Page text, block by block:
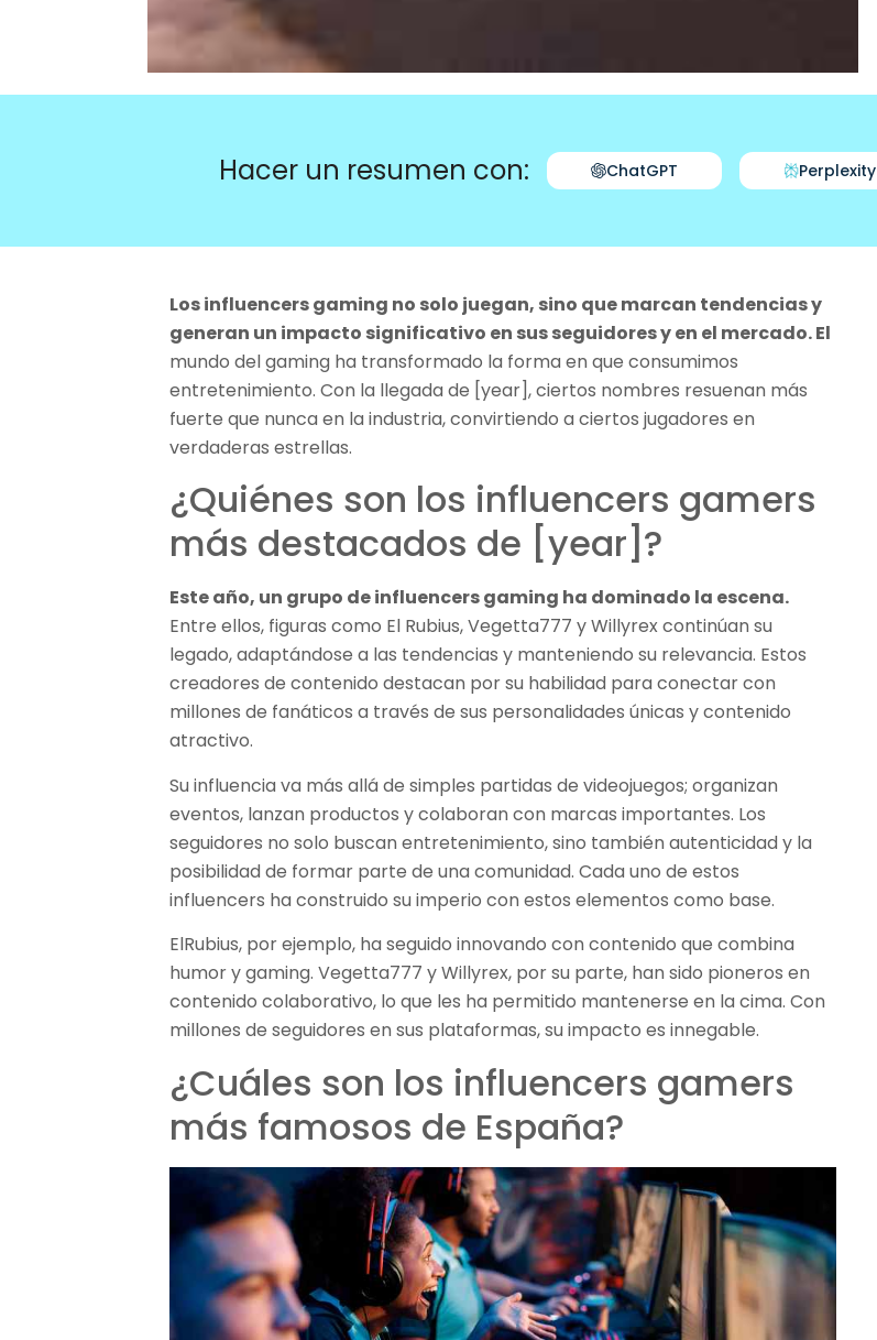
Hacer un resumen con: ChatGPT Perplexity
Los influencers gaming no solo juegan, sino que marcan tendencias y
generan un impacto significativo en sus seguidores y en el mercado. El
mundo del gaming ha transformado la forma en que consumimos
entretenimiento. Con la llegada de [year], ciertos nombres resuenan más
fuerte que nunca en la industria, convirtiendo a ciertos jugadores en
verdaderas estrellas.
¿Quiénes son los influencers gamers
más destacados de [year]?
Este año, un grupo de influencers gaming ha dominado la escena.
Entre ellos, figuras como El Rubius, Vegetta777 y Willyrex continúan su
legado, adaptándose a las tendencias y manteniendo su relevancia. Estos
creadores de contenido destacan por su habilidad para conectar con
millones de fanáticos a través de sus personalidades únicas y contenido
atractivo.
Su influencia va más allá de simples partidas de videojuegos; organizan
eventos, lanzan productos y colaboran con marcas importantes. Los
seguidores no solo buscan entretenimiento, sino también autenticidad y la
posibilidad de formar parte de una comunidad. Cada uno de estos
influencers ha construido su imperio con estos elementos como base.
ElRubius, por ejemplo, ha seguido innovando con contenido que combina
humor y gaming. Vegetta777 y Willyrex, por su parte, han sido pioneros en
contenido colaborativo, lo que les ha permitido mantenerse en la cima. Con
millones de seguidores en sus plataformas, su impacto es innegable.
¿Cuáles son los influencers gamers
más famosos de España?